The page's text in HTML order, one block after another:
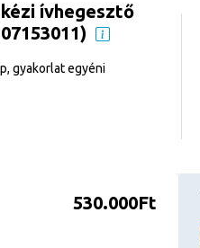
ívhegesztő
gyakorlat egyéni
530.000Ft